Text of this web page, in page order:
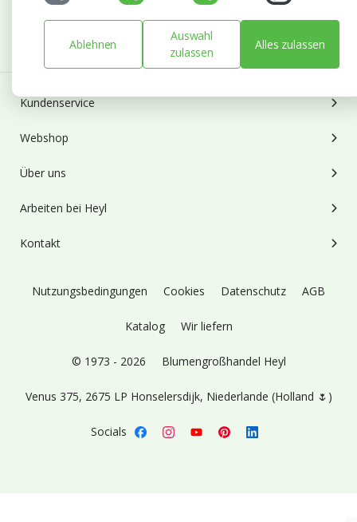
Kundenservice
Webshop
Über uns
Arbeiten bei Heyl
Kontakt
Nutzungsbedingungen Cookies Datenschutz AGB
Katalog Wir liefern
© 1973 - 2026 Blumengroßhandel Heyl
Venus 375, 2675 LP Honselersdijk, Niederlande (Holland 🌷)
Socials
Ablehnen
Auswahl
zulassen
Alles zulassen